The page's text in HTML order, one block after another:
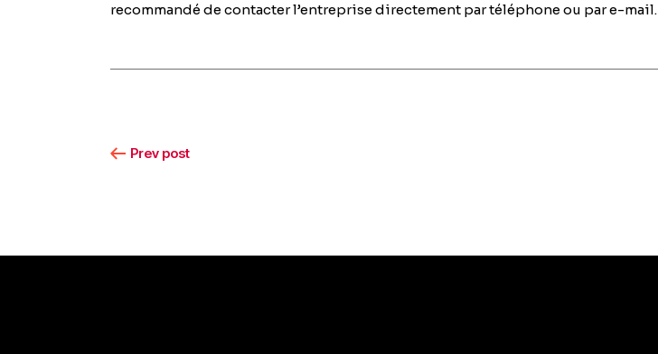
recommandé de contacter l’entreprise directement par téléphone ou par e-mail.
Prev post